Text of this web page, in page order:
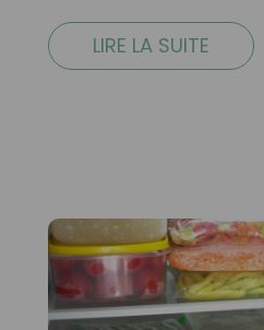
LIRE LA SUITE